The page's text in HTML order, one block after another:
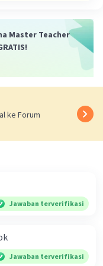
Master Teacher
ke Forum
Jawaban terverifikasi
Jawaban terverifikasi